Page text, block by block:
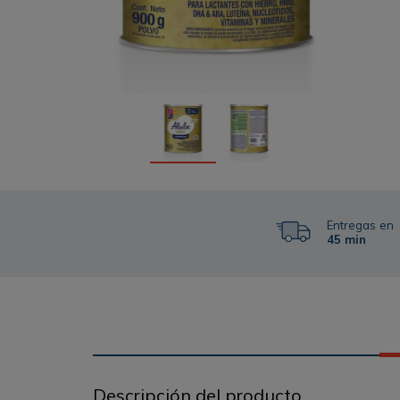
Entregas en
45 min
Descripción del producto